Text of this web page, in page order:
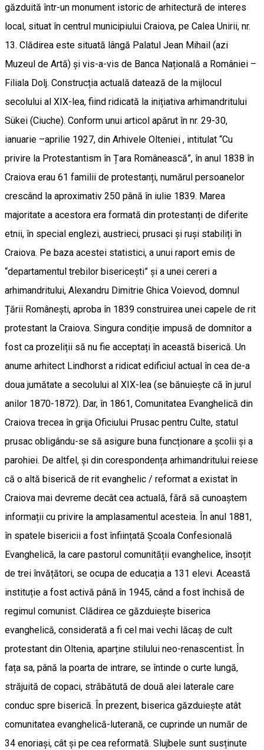
găzduită într-un monument istoric de arhitectură de interes
local, situat în centrul municipiului Craiova, pe Calea Unirii, nr.
13. Clădirea este situată lângă Palatul Jean Mihail (azi
Muzeul de Artă) și vis-a-vis de Banca Națională a României –
Filiala Dolj. Construcția actuală datează de la mijlocul
secolului al XIX-lea, fiind ridicată la inițiativa arhimandritului
Sükei (Ciuche). Conform unui articol apărut în nr. 29-30,
ianuarie –aprilie 1927, din Arhivele Olteniei , intitulat “Cu
privire la Protestantism în Țara Românească”, în anul 1838 în
Craiova erau 61 familii de protestanți, numărul persoanelor
crescând la aproximativ 250 până în iulie 1839. Marea
majoritate a acestora era formată din protestanți de diferite
etnii, în special englezi, austrieci, prusaci și ruși stabiliți în
Craiova. Pe baza acestei statistici, a unui raport emis de
“departamentul trebilor bisericești” și a unei cereri a
arhimandritului, Alexandru Dimitrie Ghica Voievod, domnul
Țării Românești, aproba în 1839 construirea unei capele de rit
protestant la Craiova. Singura condiție impusă de domnitor a
fost ca prozeliții să nu fie acceptați în această biserică. Un
anume arhitect Lindhorst a ridicat edificiul actual în cea de-a
doua jumătate a secolului al XIX-lea (se bănuiește că în jurul
anilor 1870-1872). Dar, în 1861, Comunitatea Evanghelică din
Craiova trecea în grija Oficiului Prusac pentru Culte, statul
prusac obligându-se să asigure buna funcționare a școlii și a
parohiei. De altfel, și din corespondența arhimandritului reiese
că o altă biserică de rit evanghelic / reformat a existat în
Craiova mai devreme decât cea actuală, fără să cunoaștem
informații cu privire la amplasamentul acesteia. În anul 1881,
în spatele bisericii a fost înființată Școala Confesională
Evanghelică, la care pastorul comunității evanghelice, însoțit
de trei învățători, se ocupa de educația a 131 elevi. Această
instituție a fost activă până în 1945, când a fost închisă de
regimul comunist. Clădirea ce găzduiește biserica
evanghelică, considerată a fi cel mai vechi lăcaș de cult
protestant din Oltenia, aparține stilului neo-renascentist. În
fața sa, până la poarta de intrare, se întinde o curte lungă,
străjuită de copaci, străbătută de două alei laterale care
conduc spre biserică. În prezent, biserica găzduiește atât
comunitatea evanghelică-luterană, ce cuprinde un număr de
34 enoriași, cât și pe cea reformată. Slujbele sunt susținute